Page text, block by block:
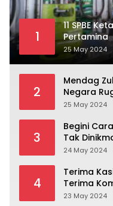
1
11 SPBE
Pertamina
25 May 2024
2
Mendag
Negara
25 May 2024
3
Begini
Tak
24 May 2024
4
Terima
Terima
23 May 2024